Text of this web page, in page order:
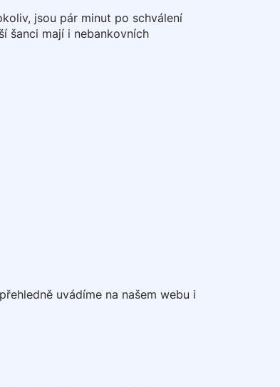
jsou pár minut po schválení
šanci mají i nebankovních
uvádíme na našem webu i